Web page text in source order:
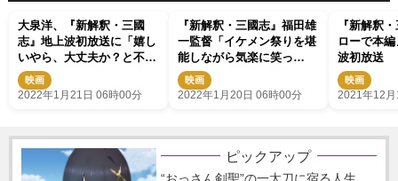
大泉洋、『新解釈・三國
志』地上波初放送に「嬉し
いやら、大丈夫か？と不安
になったり」
映画
2022年1月21日 06時00分
『新解釈・三國志』福田雄
一監督「イケメン祭りを堪
能しながら気楽に笑っ
て」 金ロー初放送にコメ
ント
映画
2022年1月20日 06時00分
『新解釈
ローで本
波初放送
映画
2021年12
ピックアップ